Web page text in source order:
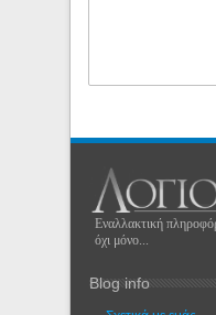
Εναλλακτική
όχι μόνο...
Blog info